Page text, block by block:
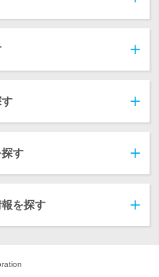
す
を探す